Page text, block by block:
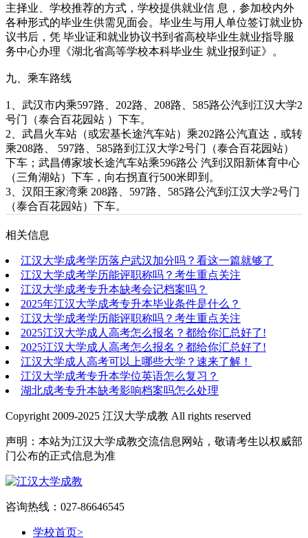
主择业、学校推荐的方式，学校提供就业信 息，参加校内外
各种形式的毕业生供需见面会。毕业生与用人单位签订就业协
议书后，凭 毕业证和就业协议书到省高校毕业生就业指导服
务中心办理《湖北省高等学校本科毕业生 就业报到证》。
九、乘车路线
1、武汉市内乘597路、202路、208路、585路公汽到江汉大学2
号门（泰合百花园站 ）下车。
2、武昌火车站（或宏基长途汽车站）乘202路公汽直达，或转
乘208路、 597路、585路到江汉大学2号门（泰合百花园站）
下车；武昌傅家坡长途汽车站乘596路公 汽到汉阳新体育中心
（三角湖站）下车，向右拐直行500米即到。
3、汉阳王家湾乘 208路、597路、585路公汽到江汉大学2号门
（泰合百花园站）下车。
相关信息
江汉大学成考学历落户武汉加分吗？看这一篇就够了
江汉大学成考学历能评职称吗？考生重点关注
江汉大学成考专升本缺考会记档案吗？
2025年江汉大学成考专升本毕业条件是什么？
江汉大学成考学历能评职称吗？考生重点关注
2025江汉大学成人高考怎么报名？都给你汇总好了!
2025江汉大学成人高考怎么报名？都给你汇总好了!
江汉大学成人高考可以上哪些大学？速来了解！
江汉大学成考专升本学位英语怎么复习？
湖北成考专升本缺考影响档案吗怎么处理
Copyright 2009-2025 江汉大学成教 All rights reserved
声明：本站为江汉大学成教交流信息网站，敬请考生以权威部
门公布的正式信息为准
咨询热线：027-86646545
学校首页>